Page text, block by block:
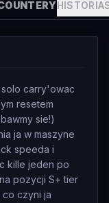
HISTORIA
carry'owac
resetem
sie!)
ja w maszyne
speeda i
kille jeden po
pozycji S+ tier
co czyni ja